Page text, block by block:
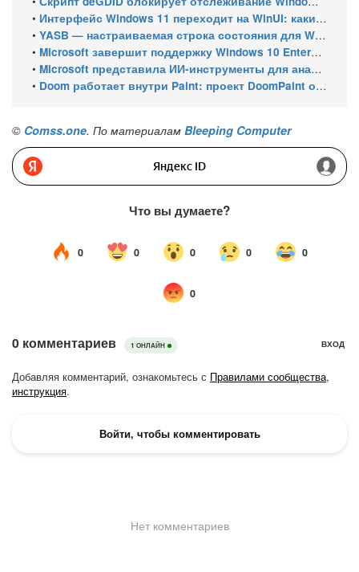
• Интерфейс Windows 11 переходит на WinUI: какие системные элементы обновит Microsoft
• YASB — настраиваемая строка состояния для Windows с виджетами и поддержкой нескольких мониторов
• Microsoft завершит поддержку Windows 10 Enterprise LTSC 2021 в январе 2027 года. ESU продлят обновления до января 2030 года
• Microsoft представила ИИ-инструменты для анализа производительности Windows: ETW MCP и WPA MCP
• Doom работает внутри Paint: проект DoomPaint от технического директора Microsoft Azure
© Comss.one. По материалам Bleeping Computer